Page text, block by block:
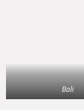
Bali